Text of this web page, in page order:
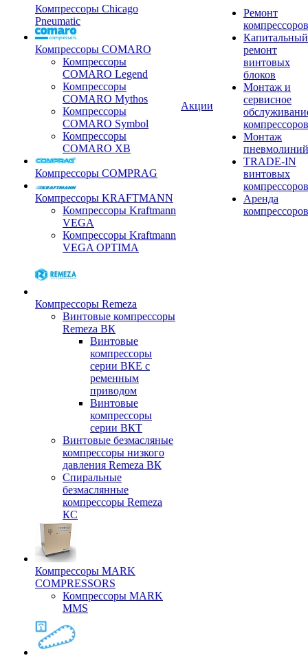
Компрессоры Chicago
Pneumatic
Компрессоры COMARO
Компрессоры
COMARO Legend
Компрессоры
COMARO Mythos
Компрессоры
COMARO Symbol
Компрессоры
COMARO XB
Компрессоры COMPRAG
Компрессоры KRAFTMANN
Компрессоры Kraftmann
VEGA
Компрессоры Kraftmann
VEGA OPTIMA
Компрессоры Remeza
Винтовые компрессоры
Remeza ВК
Винтовые
компрессоры
серии ВКЕ с
ременным
приводом
Винтовые
компрессоры
серии ВКТ
Винтовые безмасляные
компрессоры низкого
давления Remeza ВК
Спиральные
безмаслянные
компрессоры Remeza
КС
Компрессоры MARK
COMPRESSORS
Компрессоры MARK
MMS
Акции
Ремонт
компрессоров
Капитальный
ремонт
винтовых
блоков
Монтаж и
сервисное
компрессоров
Монтаж
пневмолиний
TRADE-IN
винтовых
компрессоров
Аренда
компрессоров